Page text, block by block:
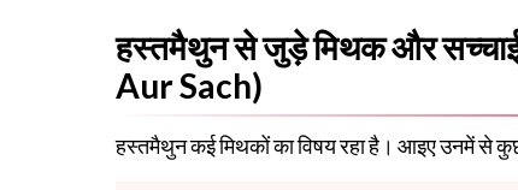
हस्तमैथुन से जुड़े मिथक और
Aur Sach)
हस्तमैथुन कई मिथकों का विषय रहा है। आइए उनमें से